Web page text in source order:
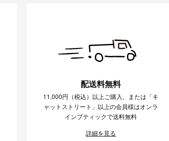
配送料無料
11,000円（税込）以上ご購入、または「キ
ャットストリート」以上の会員様はオンラ
インブティックで送料無料
詳細を見る